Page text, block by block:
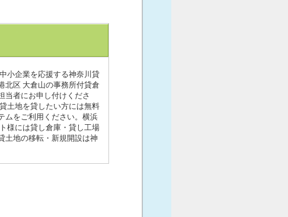
小企業を応援する神奈川貸
北区 大倉山の事務所付貸倉
当者にお申し付けくださ
土地を貸したい方には無料
ムをご利用ください。横浜
様には貸し倉庫・貸し工場
土地の移転・新規開設は神